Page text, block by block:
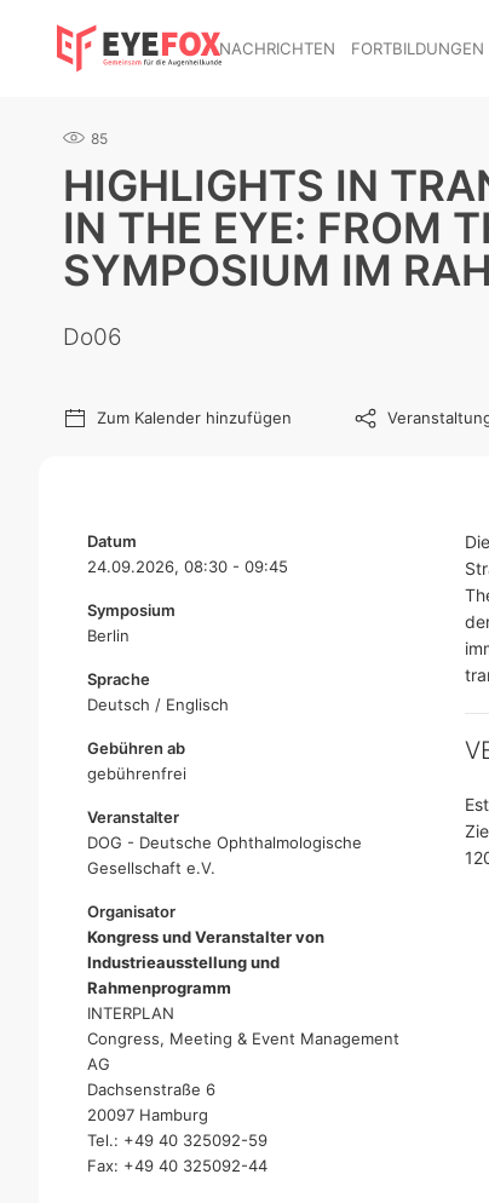
NACHRICHTEN FORTBILDUNGEN
85
HIGHLIGHTS IN
IN THE EYE: FROM
SYMPOSIUM IM
Do06
Zum Kalender hinzufügen
Datum
24.09.2026, 08:30 - 09:45
Symposium
Berlin
Sprache
Deutsch / Englisch
Gebühren ab
gebührenfrei
Veranstalter
DOG - Deutsche Ophthalmologische
Gesellschaft e.V.
Organisator
Kongress und Veranstalter von
Industrieausstellung und
Rahmenprogramm
INTERPLAN
Congress, Meeting & Event Management
AG
Dachsenstraße 6
20097 Hamburg
Tel.: +49 40 325092-59
Fax: +49 40 325092-44